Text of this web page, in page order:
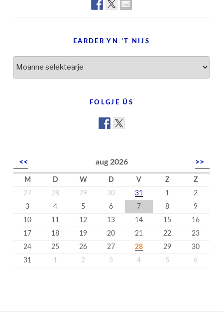
EARDER YN ’T NIJS
FOLGJE ÚS
<< aug 2026 >>
M D W D V Z
Z
27
28 29 30 31 1
2
3
4 5 6 7 8
9
10
11 12 13 14 15
16
17
18 19 20 21 22
23
24
25 26 27 28 29
30
31
1 2 3 4 5 6